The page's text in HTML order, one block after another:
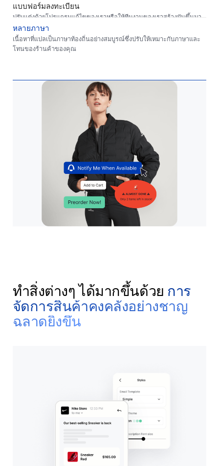
และเขียนโค้ดให้คุณ
แบบฟอร์มลงทะเบียน
ปรับแต่งด้วยโปรแกรมแก้ไขของเราหรือให้ทีมงานของเราสร้างมันขึ้นมา
เพื่อคุณ
หลายภาษา
เนื้อหาที่แปลเป็นภาษาท้องถิ่นอย่างสมบูรณ์ซึ่งปรับให้เหมาะกับภาษาและ
โทนของร้านค้าของคุณ
ทำสิ่งต่างๆ ได้มากขึ้นด้วย การ
จัดการสินค้าคงคลังอย่างชาญ
ฉลาดยิ่งขึ้น